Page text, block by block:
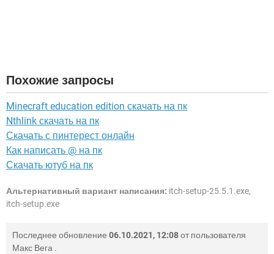
Похожие запросы
Minecraft education edition скачать на пк
Nthlink скачать на пк
Скачать с пинтерест онлайн
Как написать @ на пк
Скачать ютуб на пк
Альтернативный вариант написания: itch-setup-25.5.1.exe,
itch-setup.exe
Последнее обновление 06.10.2021, 12:08от пользователя
Макс Вега .